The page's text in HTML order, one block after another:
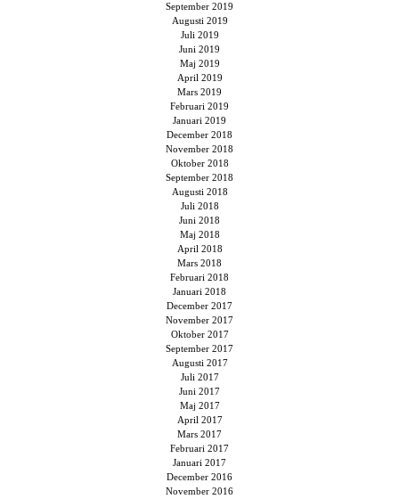
September 2019
Augusti 2019
Juli 2019
Juni 2019
Maj 2019
April 2019
Mars 2019
Februari 2019
Januari 2019
December 2018
November 2018
Oktober 2018
September 2018
Augusti 2018
Juli 2018
Juni 2018
Maj 2018
April 2018
Mars 2018
Februari 2018
Januari 2018
December 2017
November 2017
Oktober 2017
September 2017
Augusti 2017
Juli 2017
Juni 2017
Maj 2017
April 2017
Mars 2017
Februari 2017
Januari 2017
December 2016
November 2016